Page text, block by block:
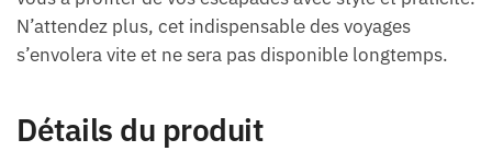
N’attendez plus, cet indispensable des voyages
s’envolera vite et ne sera pas disponible longtemps.
Détails du produit